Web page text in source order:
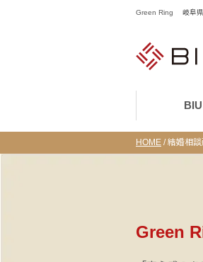
Green Ring 岐阜県
HOME /結婚相
Green